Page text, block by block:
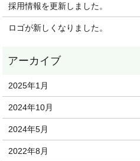
採用情報を更新しました。
ロゴが新しくなりました。
2025年1月
2024年10月
2024年5月
2022年8月